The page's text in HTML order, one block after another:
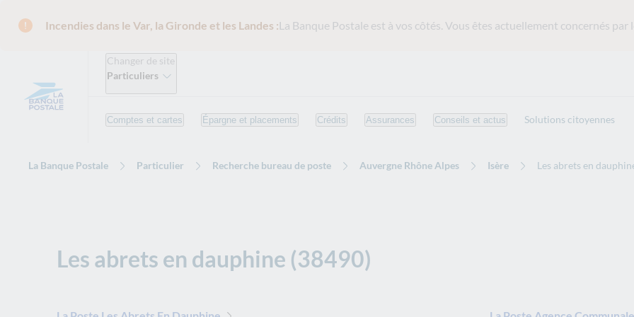
Incendies dans le Var, la Gironde et les Landes :La Banque Postale est à vos côtés. Vous êtes actuellement concernés par
Changer de site
Particuliers
Comptes et cartes Épargne et placements Crédits Assurances Conseils et actus Solutions citoyennes
La Banque Postale Particulier Recherche bureau de poste Auvergne Rhône Alpes Isère Les abrets en
Les abrets en dauphine (38490)